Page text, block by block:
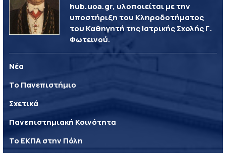
hub.uoa.gr, υλοποιείται με την
υποστήριξη του Κληροδοτήματος
του Καθηγητή της Ιατρικής Σχολής Γ.
Φωτεινού.
Νέα
Το Πανεπιστήμιο
Σχετικά
Πανεπιστημιακή Κοινότητα
Το ΕΚΠΑ στην Πόλη